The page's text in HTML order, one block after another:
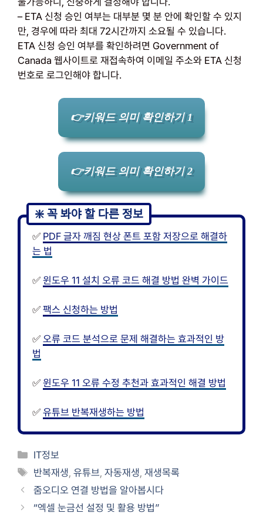
– ETA 신청 승인 여부는 대부분 몇 분 안에 확인할 수 있지
만, 경우에 따라 최대 72시간까지 소요될 수 있습니다.
ETA 신청 승인 여부를 확인하려면 Government of
Canada 웹사이트로 재접속하여 이메일 주소와 ETA 신청
번호로 로그인해야 합니다.
👉키워드 의미 확인하기 1
👉키워드 의미 확인하기 2
✅ PDF 글자 깨짐 현상 폰트 포함 저장으로 해결하
는 법
✅ 윈도우 11 설치 오류 코드 해결 방법 완벽 가이드
✅ 팩스 신청하는 방법
✅ 오류 코드 분석으로 문제 해결하는 효과적인 방
법
✅ 윈도우 11 오류 수정 추천과 효과적인 해결 방법
✅ 유튜브 반복재생하는 방법
카
테
리
IT정보
태
그
반복재생,유튜브,자동재생,재생목록
줌오디오 연결 방법을 알아봅시다
“엑셀 눈금선 설정 및 활용 방법”